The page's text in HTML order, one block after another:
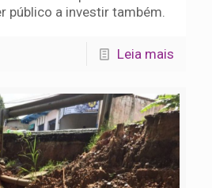
público a investir também.
Leia mais